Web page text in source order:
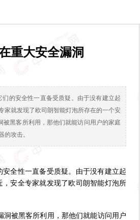
重大安全漏洞
的安全性一直备受质疑。由于没有建立起
家就发现了欧司朗智能灯泡所存在的一个安
黑客所利用，那他们就能访问用户的家庭
攻击。
全性一直备受质疑。由于没有建立起
安全专家就发现了欧司朗智能灯泡所
被黑客所利用，那他们就能访问用户